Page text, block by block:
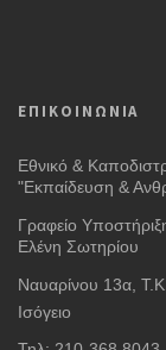
ΕΠΙΚΟΙΝΩΝΙΑ
Εθνικό &
"Εκπαίδευση &
Γραφείο
Ελένη Σωτηρίου
Ναυαρίνου 13α,
Ισόγειο